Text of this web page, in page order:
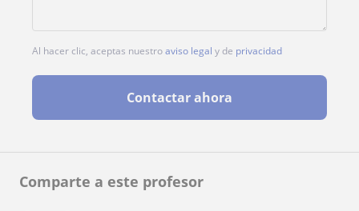
Comparte a este profesor
Al hacer clic, aceptas nuestroaviso legal y de privacidad
Contactar ahora